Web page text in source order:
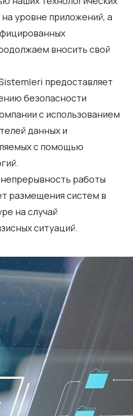
уровне приложений, а
вносить свой
предоставляет
безопасности
с использованием
данных и
с помощью
работы
размещения систем в
на случай
ситуаций.